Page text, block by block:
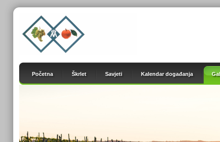
Početna Škrlet Savjeti Kalendar događanja